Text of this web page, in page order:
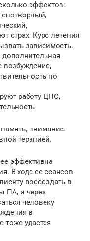
эффектов:
страх. Курс лечения
зависимость.
возбуждение,
по
работу ЦНС,
внимание.
терапией.
эффективна
В ходе ее сеансов
воссоздать в
ПА, и через
человеку
в
тоже удастся